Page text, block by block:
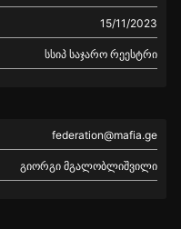
15/11/2023
სსიპ საჯარო რეესტრი
federation@mafia.ge
გიორგი მგალობლიშვილი